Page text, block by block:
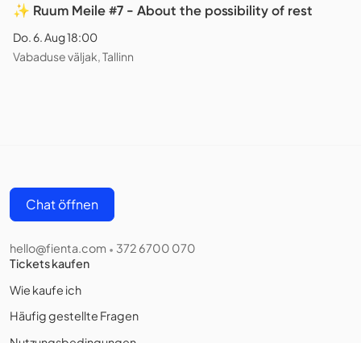
✨ Ruum Meile #7 - About the possibility of rest
Do. 6. Aug 18:00
Vabaduse väljak, Tallinn
Chat öffnen
hello@fienta.com • 372 6700 070
Tickets kaufen
Wie kaufe ich
Häufig gestellte Fragen